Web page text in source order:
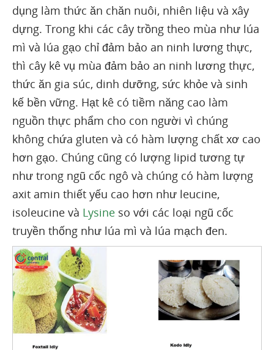
dụng làm thức ăn chăn nuôi, nhiên liệu và xây
dựng. Trong khi các cây trồng theo mùa như lúa
mì và lúa gạo chỉ đảm bảo an ninh lương thực,
thì cây kê vụ mùa đảm bảo an ninh lương thực,
thức ăn gia súc, dinh dưỡng, sức khỏe và sinh
kế bền vững. Hạt kê có tiềm năng cao làm
nguồn thực phẩm cho con người vì chúng
không chứa gluten và có hàm lượng chất xơ cao
hơn gạo. Chúng cũng có lượng lipid tương tự
như trong ngũ cốc ngô và chúng có hàm lượng
axit amin thiết yếu cao hơn như leucine,
isoleucine và Lysine so với các loại ngũ cốc
truyền thống như lúa mì và lúa mạch đen.